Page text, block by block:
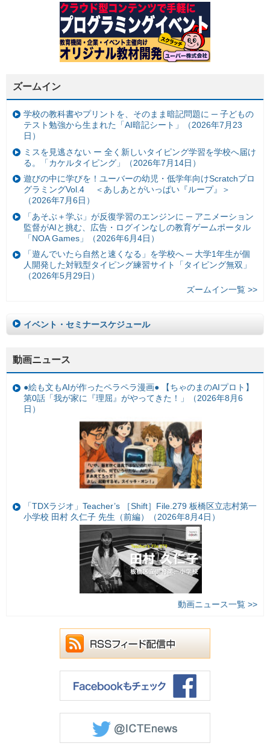
ズームイン
学校の教科書やプリントを、そのまま暗記問題に ─ 子どもの
テスト勉強から生まれた「AI暗記シート」（2026年7月23
日）
ミスを見逃さない ー 全く新しいタイピング学習を学校へ届け
る。「カケルタイピング」（2026年7月14日）
遊びの中に学びを！ユーバーの幼児・低学年向けScratchプロ
グラミングVol.4 ＜あしあとがいっぱい『ループ』＞
（2026年7月6日）
「あそぶ＋学ぶ」が反復学習のエンジンに ─ アニメーション
監督がAIと挑む、広告・ログインなしの教育ゲームポータル
「NOA Games」（2026年6月4日）
「遊んでいたら自然と速くなる」を学校へ ─ 大学1年生が個
人開発した対戦型タイピング練習サイト「タイピング無双」
（2026年5月29日）
ズームイン一覧 >>
イベント・セミナースケジュール
動画ニュース
●絵も文もAIが作ったペラペラ漫画● 【ちゃのまのAIプロト】
第0話「我が家に『理屈』がやってきた！」（2026年8月6
日）
「TDXラジオ」Teacher’s ［Shift］File.279 板橋区立志村第一
小学校 田村 久仁子 先生（前編）（2026年8月4日）
動画ニュース一覧 >>